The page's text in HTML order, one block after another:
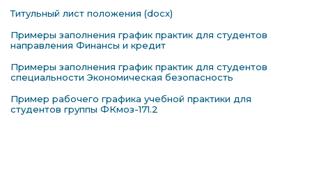
Титульный лист положения (docx)
Примеры заполнения график практик для студентов
направления Финансы и кредит
Примеры заполнения график практик для студентов
специальности Экономическая безопасность
Пример рабочего графика учебной практики для
студентов группы ФКмоз-171.2